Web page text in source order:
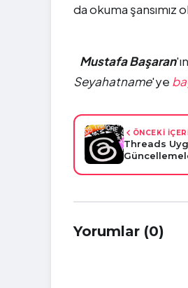
da okuma şansımız
Mustafa Başaran
Seyahatname'ye
ÖNCEKİ
Threads
Yorumlar (0)